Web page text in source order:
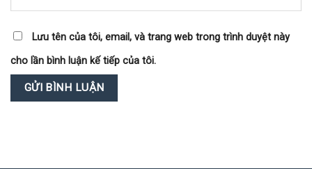
Lưu tên của tôi, email, và trang web trong trình duyệt này
cho lần bình luận kế tiếp của tôi.